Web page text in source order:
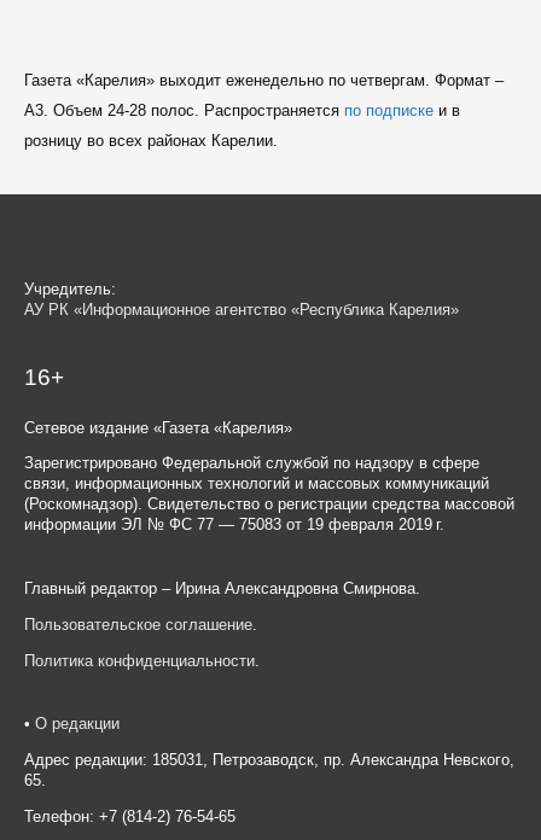
Газета «Карелия» выходит еженедельно по четвергам. Формат –
A3. Объем 24-28 полос. Распространяется по подпискеи в
розницу во всех районах Карелии.
Учредитель:
АУ РК «Информационное агентство «Республика Карелия»
16+
Сетевое издание «Газета «Карелия»
Зарегистрировано Федеральной службой по надзору в сфере
связи, информационных технологий и массовых коммуникаций
(Роскомнадзор). Свидетельство о регистрации средства массовой
информации ЭЛ № ФС 77 — 75083 от 19 февраля 2019 г.
Главный редактор – Ирина Александровна Смирнова.
Пользовательское соглашение
Политика конфиденциальности
• О редакции
Адрес редакции: 185031, Петрозаводск, пр. Александра Невского,
65.
Телефон: +7 (814-2) 76-54-65